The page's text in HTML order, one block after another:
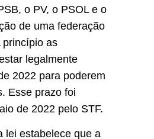
o PV, o PSOL e o
de uma federação
princípio as
legalmente
2022 para poderem
Esse prazo foi
de 2022 pelo STF.
lei estabelece que a